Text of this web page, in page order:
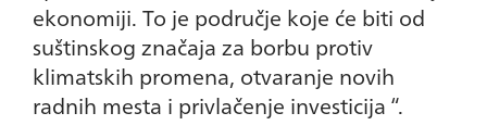
ekonomiji. To je područje koje će biti od
suštinskog značaja za borbu protiv
klimatskih promena, otvaranje novih
radnih mesta i privlačenje investicija “.